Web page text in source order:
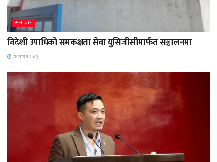
समाचार
विदेशी उपाधिको समकक्षता सेवा युसिजीसीमार्फत सञ्चालनमा
२१ साउन २०८३,